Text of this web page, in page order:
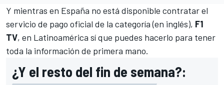
Y mientras en España no está disponible contratar el
servicio de pago oficial de la categoría (en inglés), F1
TV, en Latinoamérica sí que puedes hacerlo para tener
toda la información de primera mano.
¿Y el resto del fin de semana?: